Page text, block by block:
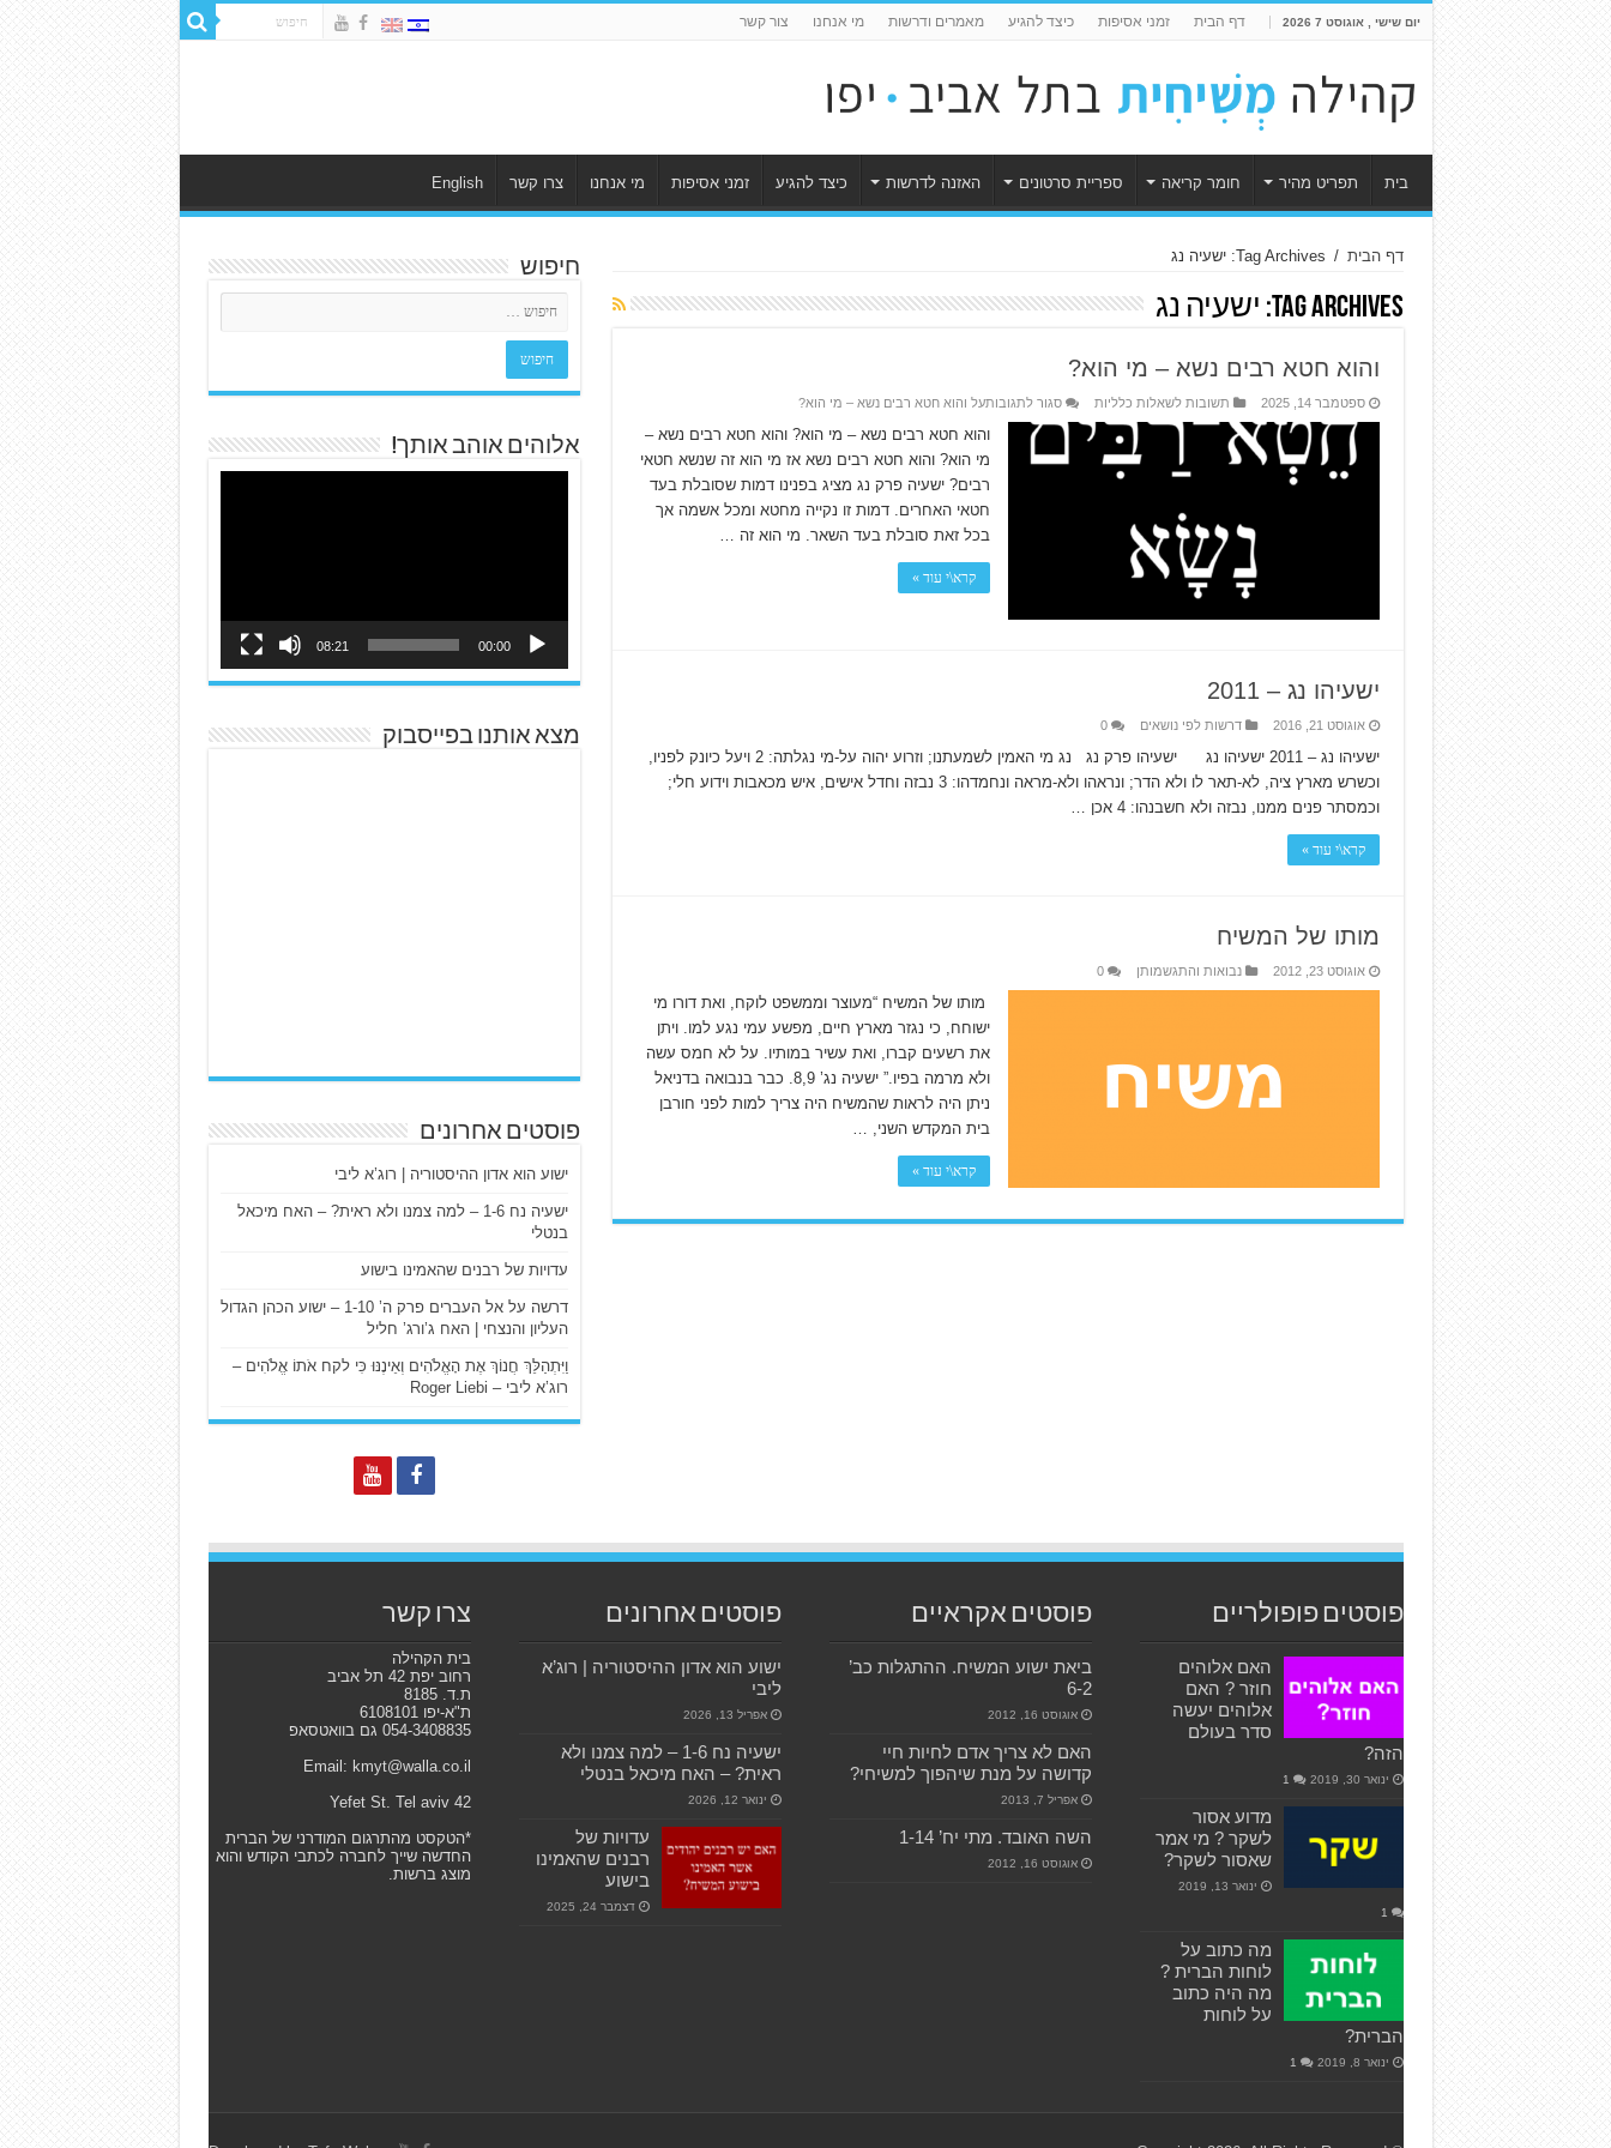
יום שישי , אוגוסט 7 2026 דף הבית זמני אסיפות כיצד להגיע מאמרים ודרשות מי אנחנו צור קשר
בית תפריט מהיר חומר קריאה ספריית סרטונים האזנה לדרשות כיצד להגיע זמני אסיפות מי אנחנו צרו קשר English
דף הבית / Tag Archives: ישעיה נג
Tag Archives: ישעיה נג
והוא חטא רבים נשא – מי הוא?
ספטמבר 14, 2025 תשובות לשאלות כלליות סגור לתגובותעל והוא חטא רבים נשא – מי הוא?
והוא חטא רבים נשא – מי הוא? והוא חטא רבים נשא –
מי הוא? והוא חטא רבים נשא אז מי הוא זה שנשא חטאי
רבים? ישעיה פרק נג מציג בפנינו דמות שסובלת בעד
חטאי האחרים. דמות זו נקייה מחטא ומכל אשמה אך
בכל זאת סובלת בעד השאר. מי הוא זה …
קרא\י עוד »
ישעיהו נג – 2011
אוגוסט 21, 2016 דרשות לפי נושאים 0
ישעיהו נג – 2011 ישעיהו נג ישעיהו פרק נג נג מי האמין לשמעתנו; וזרוע יהוה על-מי נגלתה: 2 ויעל כיונק לפניו,
וכשרש מארץ ציה, לא-תאר לו ולא הדר; ונראהו ולא-מראה ונחמדהו: 3 נבזה וחדל אישים, איש מכאבות וידוע חלי;
וכמסתר פנים ממנו, נבזה ולא חשבנהו: 4 אכן …
קרא\י עוד »
מותו של המשיח
אוגוסט 23, 2012 נבואות והתגשמותן 0
מותו של המשיח “מעוצר וממשפט לוקח, ואת דורו מי
ישוחח, כי נגזר מארץ חיים, מפשע עמי נגע למו. ויתן
את רשעים קברו, ואת עשיר במותיו. על לא חמס עשה
ולא מרמה בפיו.” ישעיה נג’ 8,9. כבר בנבואה בדניאל
ניתן היה לראות שהמשיח היה צריך למות לפני חורבן
בית המקדש השני, …
קרא\י עוד »
חיפוש
אלוהים אוהב אותך!
00:00
08:21
מצא אותנו בפייסבוק
פוסטים אחרונים
ישוע הוא אדון ההיסטוריה | רוג’א ליבי
ישעיה נח 1-6 – למה צמנו ולא ראית? – האח מיכאל
בנטלי
עדויות של רבנים שהאמינו בישוע
דרשה על אל העברים פרק ה’ 1-10 – ישוע הכהן הגדול
העליון והנצחי | האח ג’ורג’ חליל
וַיִּתְהַלֵּךְ חֲנוֹךְ אֶת הָאֱלֹהִים וְאֵינֶנּוּ כִּי לקח אֹתוֹ אֱלֹהִים –
רוג’א ליבי – Roger Liebi
פוסטים פופולריים
האם אלוהים
חוזר ? האם
אלוהים יעשה
סדר בעולם
הזה?
ינואר 30, 2019 1
מדוע אסור
לשקר ? מי אמר
שאסור לשקר?
ינואר 13, 2019
1
מה כתוב על
לוחות הברית ?
מה היה כתוב
על לוחות
הברית?
ינואר 8, 2019 1
פוסטים אקראיים
ביאת ישוע המשיח. ההתגלות כב’
6-2
אוגוסט 16, 2012
האם לא צריך אדם לחיות חיי
קדושה על מנת שיהפוך למשיחי?
אפריל 7, 2013
השה האובד. מתי יח’ 1-14
אוגוסט 16, 2012
פוסטים אחרונים
ישוע הוא אדון ההיסטוריה | רוג’א
ליבי
אפריל 13, 2026
ישעיה נח 1-6 – למה צמנו ולא
ראית? – האח מיכאל בנטלי
ינואר 12, 2026
עדויות של
רבנים שהאמינו
בישוע
דצמבר 24, 2025
צרו קשר
בית הקהילה
רחוב יפת 42 תל אביב
ת.ד. 8185
ת"א-יפו 6108101
054-3408835 גם בוואטסאפ
Email: kmyt@walla.co.il
42 Yefet St. Tel aviv
*הטקסט מהתרגום המודרני של הברית
החדשה שייך לחברה לכתבי הקודש והוא
מוצג ברשות.